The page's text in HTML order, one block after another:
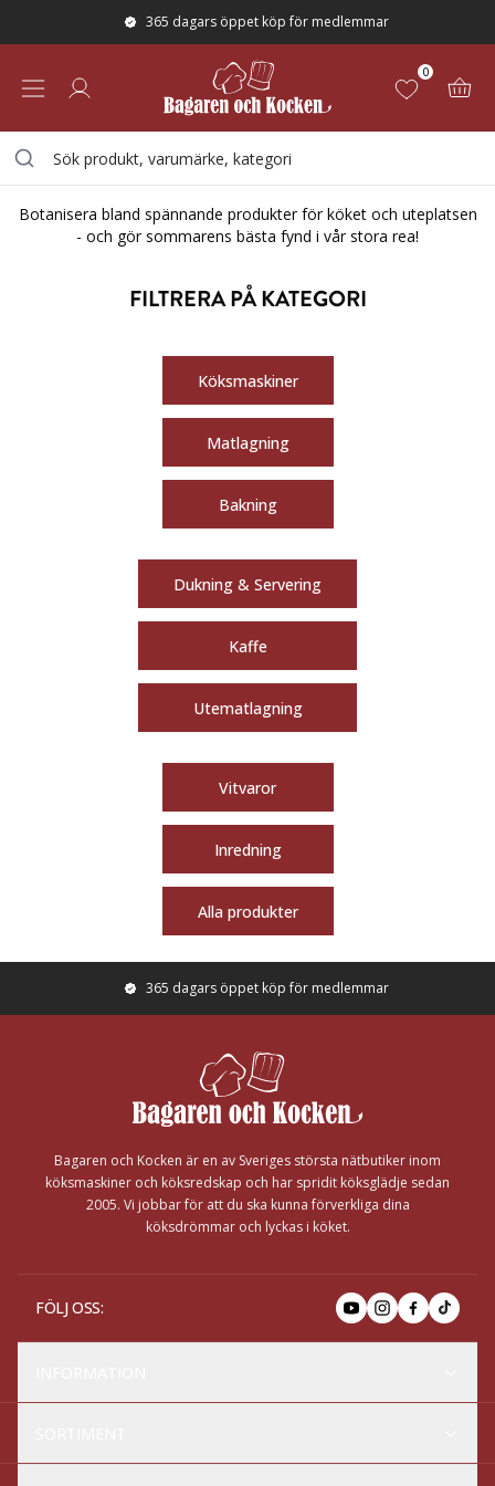
365 dagars öppet köp för medlemmar
0
SOMMARREA
Botanisera bland spännande produkter för köket och uteplatsen
- och gör sommarens bästa fynd i vår stora rea!
FILTRERA PÅ KATEGORI
Köksmaskiner
Matlagning
Bakning
Dukning & Servering
Kaffe
Utematlagning
Vitvaror
Inredning
Alla produkter
365 dagars öppet köp för medlemmar
Bagaren och Kocken är en av Sveriges största nätbutiker inom
köksmaskiner och köksredskap och har spridit köksglädje sedan
2005. Vi jobbar för att du ska kunna förverkliga dina
köksdrömmar och lyckas i köket.
FÖLJ OSS: